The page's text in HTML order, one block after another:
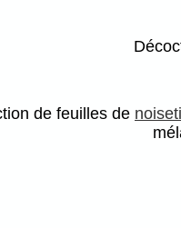
de feuilles de